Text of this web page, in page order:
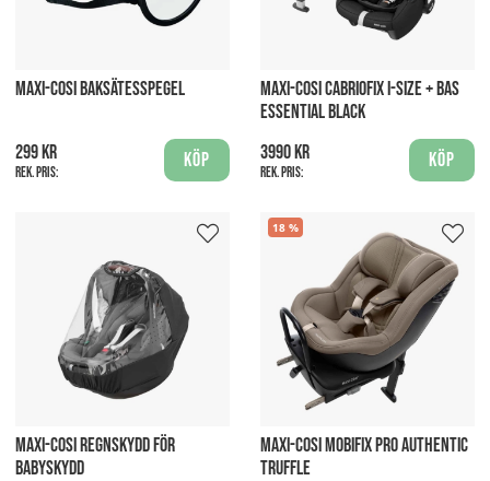
MAXI-COSI BAKSÄTESSPEGEL
299 kr
Rek. pris:
Köp
MAXI-COSI CABRIOFIX I-SIZE + BAS
ESSENTIAL BLACK
3990 kr
Rek. pris:
Köp
MAXI-COSI REGNSKYDD FÖR
BABYSKYDD
18
MAXI-COSI MOBIFIX PRO AUTHENTIC
TRUFFLE